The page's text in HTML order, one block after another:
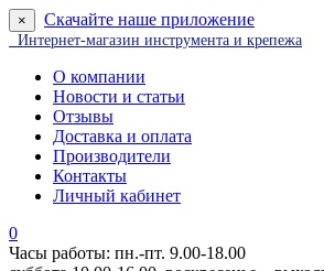
× Скачайте наше приложение
Интернет-магазин инструмента и крепежа
О компании
Новости и статьи
Отзывы
Доставка и оплата
Производители
Контакты
Личный кабинет
0
Часы работы: пн.-пт. 9.00-18.00